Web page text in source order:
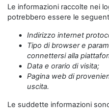
Le informazioni raccolte nei
potrebbero essere le
Indirizzo internet
Tipo di browser e
connettersi alla
Data e orario di visita;
Pagina web di
uscita.
Le suddette informazioni